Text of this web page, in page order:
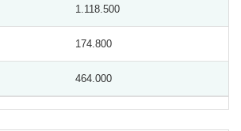
1.118.500
174.800
464.000